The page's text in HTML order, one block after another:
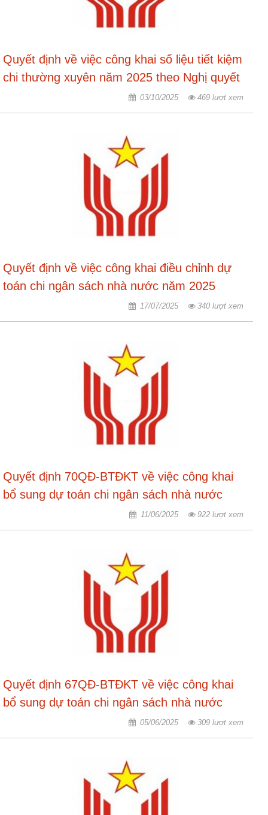
Quyết định về việc công khai số liệu tiết kiệm
chi thường xuyên năm 2025 theo Nghị quyết
số 173-NQCP ngày 13.6.2025 của Chính phủ
03/10/2025 469 lượt xem
Quyết định về việc công khai điều chỉnh dự
toán chi ngân sách nhà nước năm 2025
17/07/2025 340 lượt xem
Quyết định 70QĐ-BTĐKT về việc công khai
bổ sung dự toán chi ngân sách nhà nước
11/06/2025 922 lượt xem
Quyết định 67QĐ-BTĐKT về việc công khai
bổ sung dự toán chi ngân sách nhà nước
05/06/2025 309 lượt xem